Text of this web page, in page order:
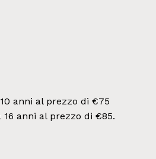
anni al prezzo di €75
anni al prezzo di €85.